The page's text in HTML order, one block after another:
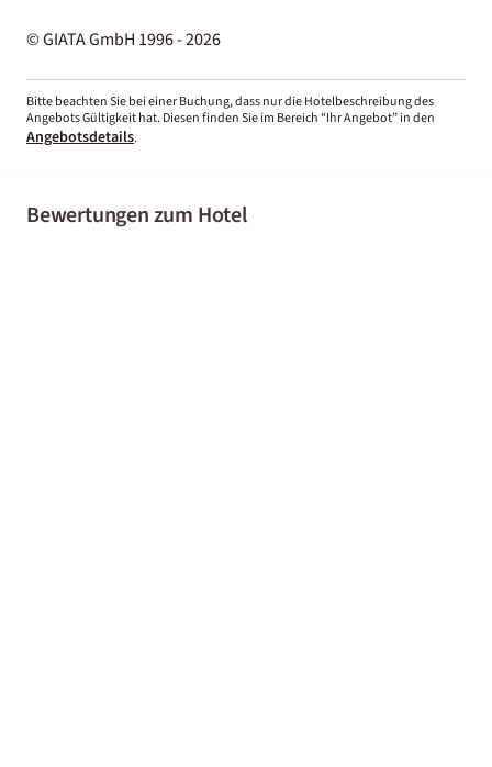
© GIATA GmbH 1996 - 2026
Bitte beachten Sie bei einer Buchung, dass nur die Hotelbeschreibung des
Angebots Gültigkeit hat. Diesen finden Sie im Bereich “Ihr Angebot” in den
Angebotsdetails.
Bewertungen zum Hotel